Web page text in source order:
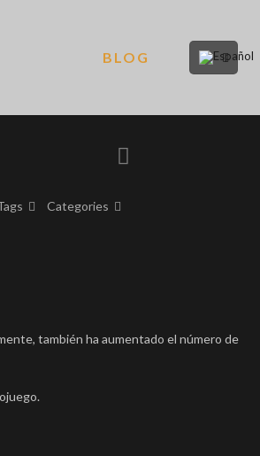
BLOG
Categories
también ha aumentado el número de